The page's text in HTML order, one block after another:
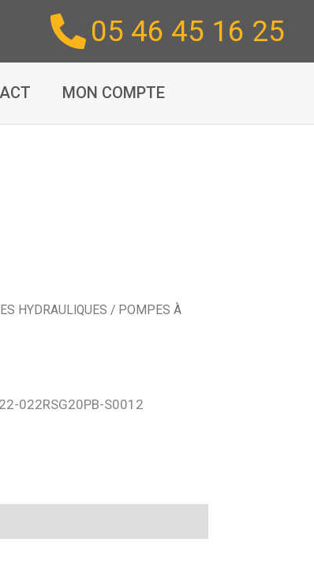
05 46 45 16 25
MON COMPTE
HYDRAULIQUES / POMPES À
22-022RSG20PB-S0012